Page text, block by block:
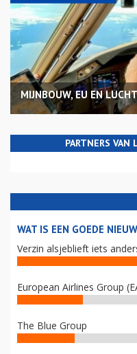
MIJNBOUW, EU EN
PARTNERS VAN
WAT IS EEN GOEDE
Verzin alsjeblieft iets
European Airlines Group
The Blue Group